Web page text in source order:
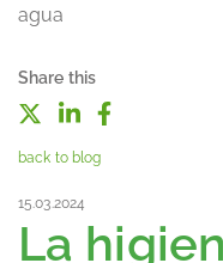
Share this
back to blog
15.03.2024
La